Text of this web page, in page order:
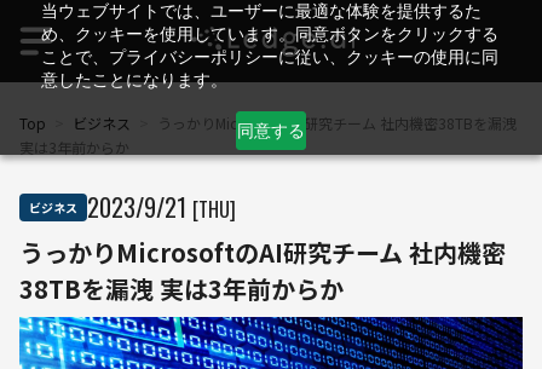
当ウェブサイトでは、ユーザーに最適な体験を提供するた
め、クッキーを使用しています。同意ボタンをクリックする
ことで、プライバシーポリシーに従い、クッキーの使用に同
意したことになります。
同意する
Top ビジネス
うっかりMicrosoftのAI研究チーム 社内機密38TBを漏洩
実は3年前からか
ビジネス 2023/9/21 [THU]
うっかりMicrosoftのAI研究チーム 社内機密
38TBを漏洩 実は3年前からか